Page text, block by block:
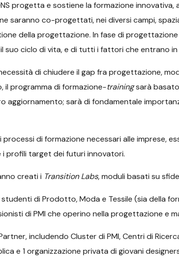
progetta e sostiene la formazione
saranno co-progettati, nei diversi campi,
della progettazione. In fase di
suo ciclo di vita, e di tutti i fattori che entrano in
di chiudere il gap fra progettazione,
il programma di formazione-trainingsarà
aggiornamento; sarà di fondamentale
di formazione necessari alle imprese,
i profili target dei futuri innovatori.
creati i Transition Labs, moduli basati su
di Prodotto, Moda e Tessile (sia della
di PMI che operino nella progettazione e
includendo Cluster di PMI, Centri di
e 1 organizzazione privata di giovani